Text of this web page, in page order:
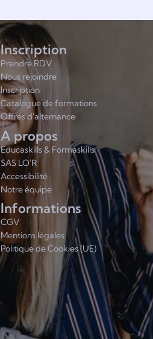
Inscription
Prendre RDV
Nous rejoindre
Inscription
Catalogue de formations
Offres d'alternance
A propos
Educaskills & Formaskills
SAS LO'R
Accessibilité
Notre équipe
Informations
CGV
Mentions légales
Politique de Cookies (UE)